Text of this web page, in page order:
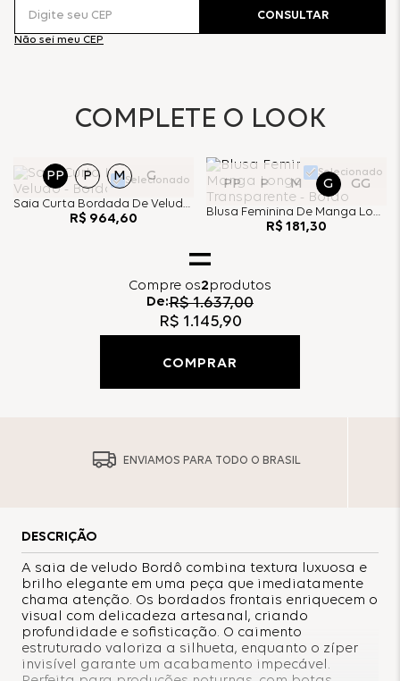
Não sei meu CEP
CONSULTAR
COMPLETE O LOOK
Selecionado
PP P M G
Saia Curta Bordada De Veludo - Bordo
R$ 964,60
Selecionado
PP P M G GG
Blusa Feminina De Manga Longa Transparente - Bordo
R$ 181,30
Compre os2produtos
De:R$ 1.637,00
R$ 1.145,90
COMPRAR
ENVIAMOS PARA TODO O BRASIL
DESCRIÇÃO
A saia de veludo Bordô combina textura luxuosa e
brilho elegante em uma peça que imediatamente
chama atenção. Os bordados frontais enriquecem o
visual com delicadeza artesanal, criando
profundidade e sofisticação. O caimento
estruturado valoriza a silhueta, enquanto o zíper
invisível garante um acabamento impecável.